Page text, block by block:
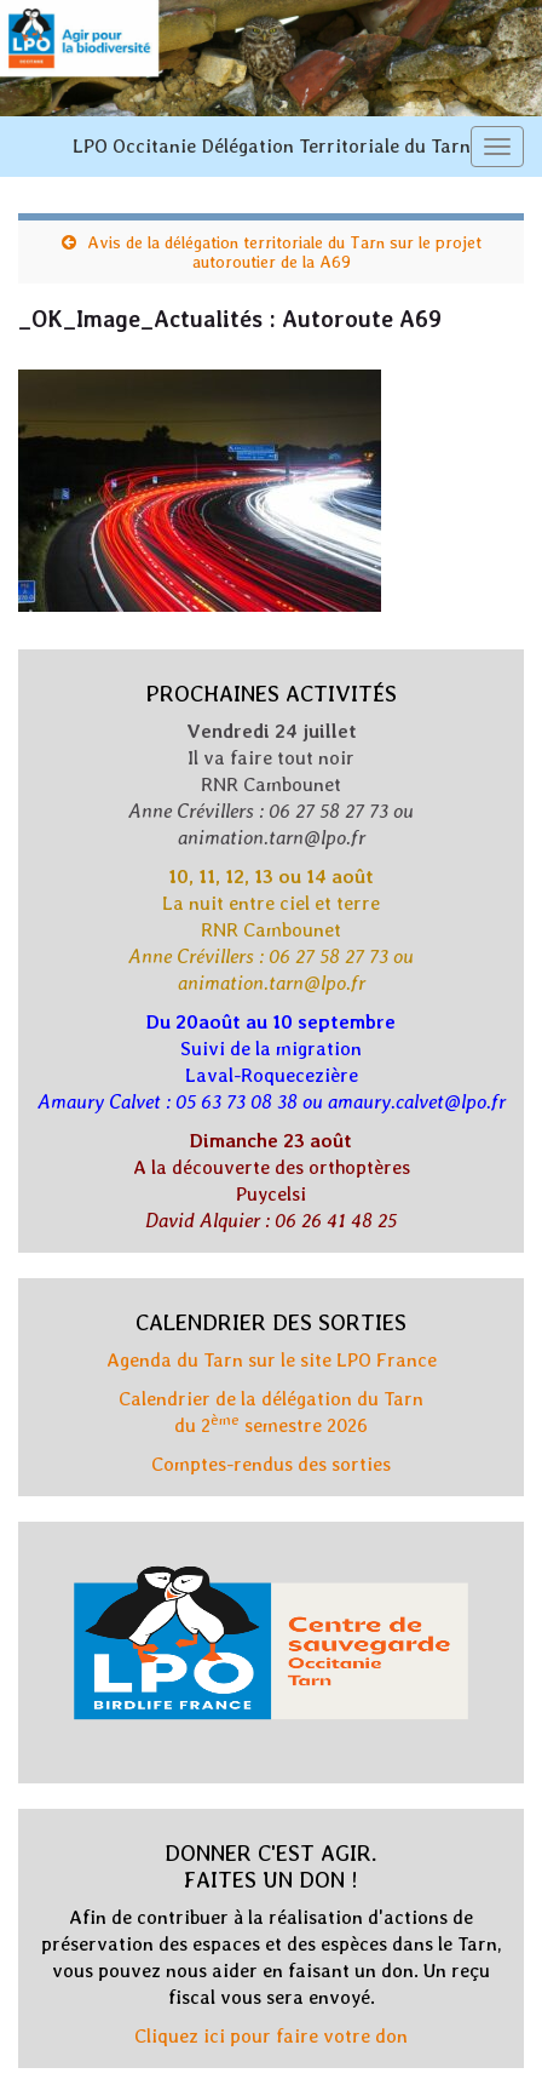
LPO Occitanie Délégation Territoriale du Tarn
Avis de la délégation territoriale du Tarn sur le projet
autoroutier de la A69
_OK_Image_Actualités : Autoroute A69
PROCHAINES ACTIVITÉS
Vendredi 24 juillet
Il va faire tout noir
RNR Cambounet
Anne Crévillers : 06 27 58 27 73 ou
animation.tarn@lpo.fr
10, 11, 12, 13 ou 14 août
La nuit entre ciel et terre
RNR Cambounet
Anne Crévillers : 06 27 58 27 73 ou
animation.tarn@lpo.fr
Du 20août au 10 septembre
Suivi de la migration
Laval-Roquecezière
Amaury Calvet : 05 63 73 08 38 ou amaury.calvet@lpo.fr
Dimanche 23 août
A la découverte des orthoptères
Puycelsi
David Alquier : 06 26 41 48 25
CALENDRIER DES SORTIES
Agenda du Tarn sur le site LPO France
Calendrier de la délégation du Tarn
du 2ème semestre 2026
Comptes-rendus des sorties
DONNER C'EST AGIR.
FAITES UN DON !
Afin de contribuer à la réalisation d'actions de
préservation des espaces et des espèces dans le Tarn,
vous pouvez nous aider en faisant un don. Un reçu
fiscal vous sera envoyé.
Cliquez ici pour faire votre don